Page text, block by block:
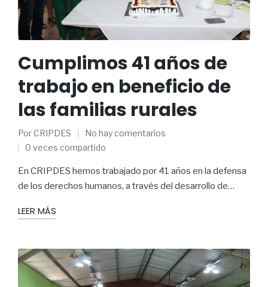
Cumplimos 41 años de
trabajo en beneficio de
las familias rurales
PorCRIPDES
No hay comentarios
0 veces compartido
En CRIPDES hemos trabajado por 41 años en la defensa
de los derechos humanos, a través del desarrollo de…
LEER MÁS